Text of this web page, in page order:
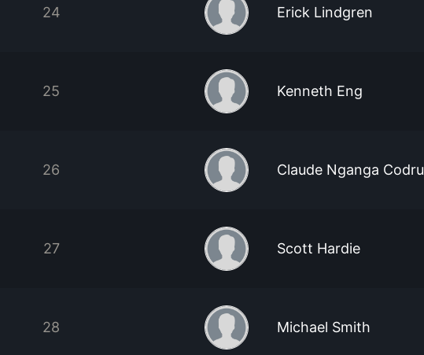
24 Erick Lindgren
25 Kenneth Eng
26 Claude Nganga Codru
27 Scott Hardie
28 Michael Smith